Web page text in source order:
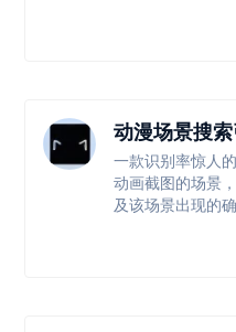
动漫场景搜
一款识别率惊人
动画截图的场景
及该场景出现的确